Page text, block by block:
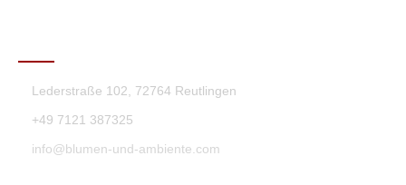
Lederstraße 102, 72764 Reutlingen
+49 7121 387325
info@blumen-und-ambiente.com